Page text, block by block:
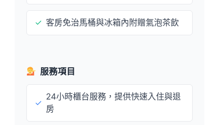
✓ 客房免治馬桶與冰箱內附贈氣泡茶飲
服務項目
✓
24小時櫃台服務，提供快速入住與退
房